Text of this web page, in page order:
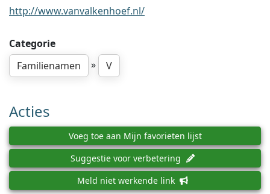
http://www.vanvalkenhoef.nl/
Categorie
Familienamen
» V
Acties
Voeg toe aan Mijn favorieten lijst
Suggestie voor verbetering
Meld niet werkende link